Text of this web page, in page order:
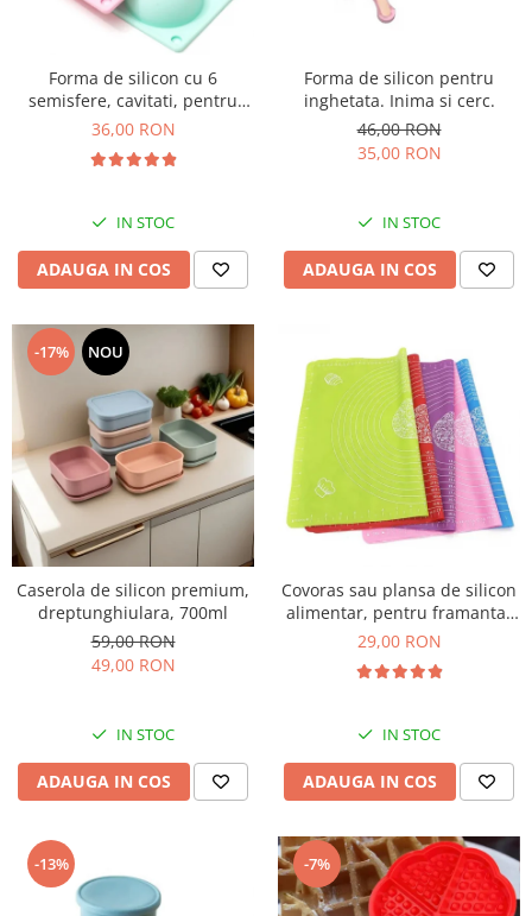
Forma de silicon cu 6
semisfere, cavitati, pentru
prajituri, ciocolata
36,00 RON
IN STOC
ADAUGA IN COS
Forma de silicon pentru
inghetata. Inima si cerc.
46,00 RON
35,00 RON
IN STOC
ADAUGA IN COS
-17% NOU
Caserola de silicon premium,
dreptunghiulara, 700ml
59,00 RON
49,00 RON
IN STOC
ADAUGA IN COS
Covoras sau plansa de silicon
alimentar, pentru framantat
aluat, 40x50cm
29,00 RON
IN STOC
ADAUGA IN COS
-13% -7%